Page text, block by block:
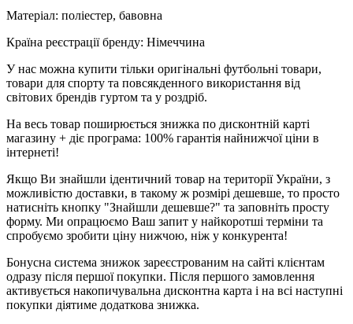
Матеріал: поліестер, бавовна
Країна реєстрації бренду: Німеччина
У нас можна купити тільки оригінальні футбольні товари,
товари для спорту та повсякденного використання від
світових брендів гуртом та у роздріб.
На весь товар поширюється знижка по дисконтній карті
магазину + діє програма: 100% гарантія найнижчої ціни в
інтернеті!
Якщо Ви знайшли ідентичний товар на території України, з
можливістю доставки, в такому ж розмірі дешевше, то просто
натисніть кнопку "Знайшли дешевше?" та заповніть просту
форму. Ми опрацюємо Ваш запит у найкоротші терміни та
спробуємо зробити ціну нижчою, ніж у конкурента!
Бонусна система знижок зареєстрованим на сайті клієнтам
одразу після першої покупки. Після першого замовлення
активується накопичувальна дисконтна карта і на всі наступні
покупки діятиме додаткова знижка.